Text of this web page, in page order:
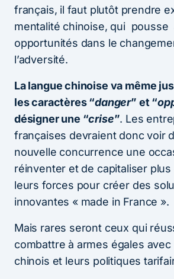
français, il faut plutôt prendre
mentalité chinoise, qui pousse
opportunités dans le
l’adversité.
La langue chinoise va même
les caractères “danger” et “
désigner une “crise”. Les
françaises devraient donc voir
nouvelle concurrence une
réinventer et de capitaliser
leurs forces pour créer des
innovantes « made in France ».
Mais rares seront ceux qui
combattre à armes égales
chinois et leurs politiques